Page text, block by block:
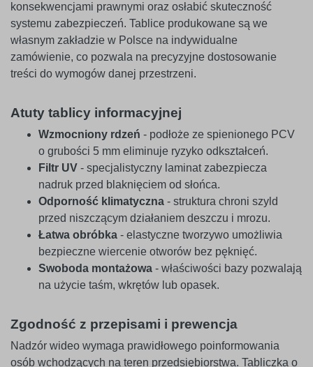
konsekwencjami prawnymi oraz osłabić skuteczność
systemu zabezpieczeń. Tablice produkowane są we
własnym zakładzie w Polsce na indywidualne
zamówienie, co pozwala na precyzyjne dostosowanie
treści do wymogów danej przestrzeni.
Atuty tablicy informacyjnej
Wzmocniony rdzeń - podłoże ze spienionego PCV
o grubości 5 mm eliminuje ryzyko odkształceń.
Filtr UV - specjalistyczny laminat zabezpiecza
nadruk przed blaknięciem od słońca.
Odporność klimatyczna - struktura chroni szyld
przed niszczącym działaniem deszczu i mrozu.
Łatwa obróbka - elastyczne tworzywo umożliwia
bezpieczne wiercenie otworów bez pęknięć.
Swoboda montażowa - właściwości bazy pozwalają
na użycie taśm, wkrętów lub opasek.
Zgodność z przepisami i prewencja
Nadzór wideo wymaga prawidłowego poinformowania
osób wchodzących na teren przedsiębiorstwa. Tabliczka o